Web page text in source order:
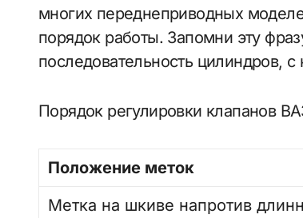
многих переднеприводных
порядок работы. Запомни эту
последовательность цилиндров,
Порядок регулировки клапанов
Положение меток
Метка на шкиве напротив